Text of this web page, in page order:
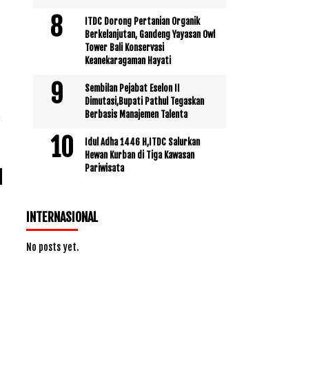
ITDC Dorong Pertanian Organik
Berkelanjutan, Gandeng Yayasan Owl
Tower Bali Konservasi
Keanekaragaman Hayati
Sembilan Pejabat Eselon II
Dimutasi,Bupati Pathul Tegaskan
Berbasis Manajemen Talenta
Idul Adha 1446 H,ITDC Salurkan
Hewan Kurban di Tiga Kawasan
Pariwisata
INTERNASIONAL
No posts yet.